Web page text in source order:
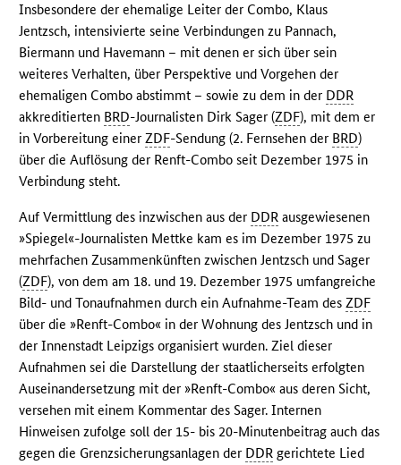
Insbesondere der ehemalige Leiter der Combo, Klaus
Jentzsch, intensivierte seine Verbindungen zu Pannach,
Biermann und Havemann – mit denen er sich über sein
weiteres Verhalten, über Perspektive und Vorgehen der
ehemaligen Combo abstimmt – sowie zu dem in der DDR
akkreditierten BRD-Journalisten Dirk Sager (ZDF), mit dem er
in Vorbereitung einerZDF-Sendung (2. Fernsehen der BRD)
über die Auflösung der Renft-Combo seit Dezember 1975 in
Verbindung steht.
Auf Vermittlung des inzwischen aus der DDR ausgewiesenen
»Spiegel«-Journalisten Mettke kam es im Dezember 1975 zu
mehrfachen Zusammenkünften zwischen Jentzsch und Sager
(ZDF), von dem am 18. und 19. Dezember 1975 umfangreiche
Bild- und Tonaufnahmen durch ein Aufnahme-Team desZDF
über die »Renft-Combo« in der Wohnung des Jentzsch und in
der Innenstadt Leipzigs organisiert wurden. Ziel dieser
Aufnahmen sei die Darstellung der staatlicherseits erfolgten
Auseinandersetzung mit der »Renft-Combo« aus deren Sicht,
versehen mit einem Kommentar des Sager. Internen
Hinweisen zufolge soll der 15- bis 20-Minutenbeitrag auch das
gegen die Grenzsicherungsanlagen der DDR gerichtete Lied